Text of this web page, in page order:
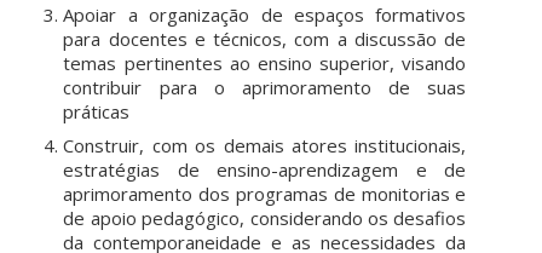
Apoiar a organização de espaços formativos
para docentes e técnicos, com a discussão de
temas pertinentes ao ensino superior, visando
contribuir para o aprimoramento de suas
práticas
Construir, com os demais atores institucionais,
estratégias de ensino-aprendizagem e de
aprimoramento dos programas de monitorias e
de apoio pedagógico, considerando os desafios
da contemporaneidade e as necessidades da